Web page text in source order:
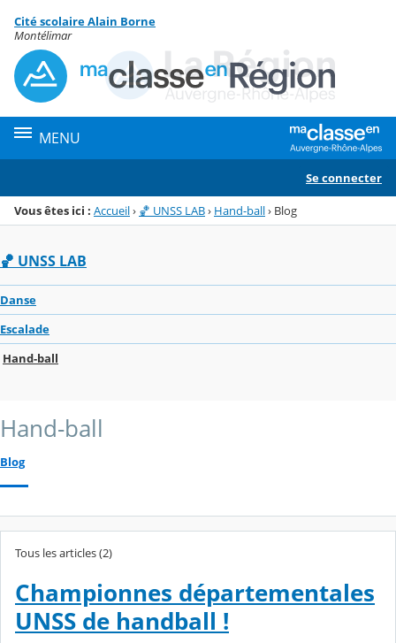
Menu de la rubrique
Contenu
Cité scolaire Alain Borne
Montélimar
MENU
Se connecter
Vous êtes ici : Accueil› 🏀 UNSS LAB› Hand-ball› Blog
🏀 UNSS LAB
Danse
Escalade
Hand-ball
Hand-ball
Blog
Tous les articles (2)
Championnes départementales
UNSS de handball !